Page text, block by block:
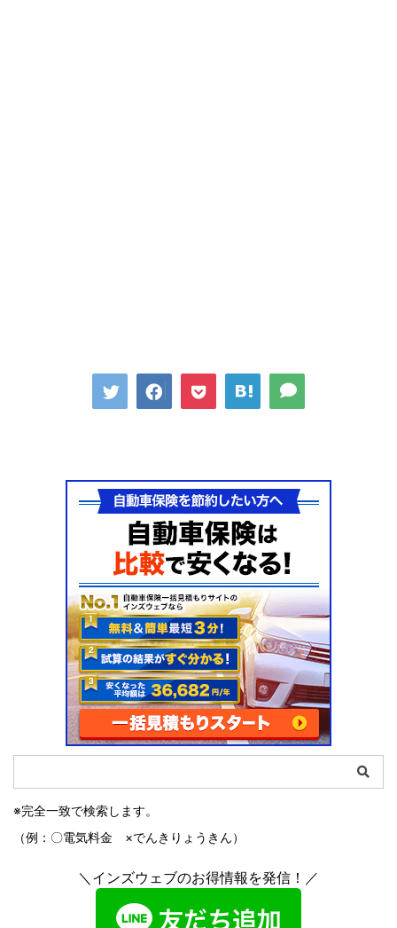
※完全一致で検索します。
（例：〇電気料金 ×でんきりょうきん）
＼インズウェブのお得情報を発信！／